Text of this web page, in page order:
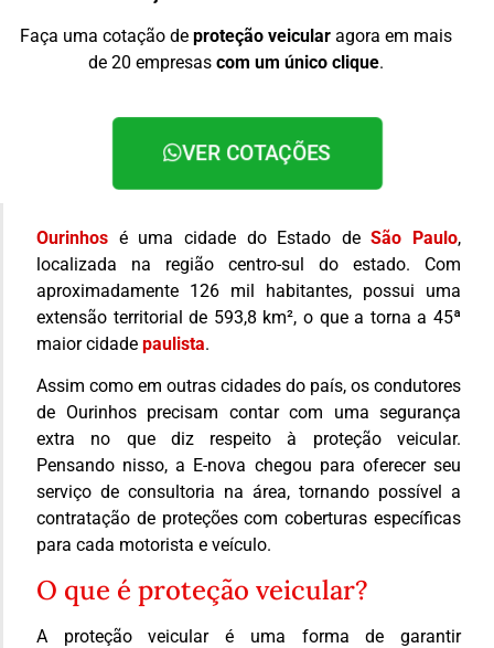
Faça uma cotação de proteção veicular agora em mais
de 20 empresas com um único clique.
VER COTAÇÕES
Ourinhos é uma cidade do Estado deSão Paulo,
localizada na região centro-sul do estado. Com
aproximadamente 126 mil habitantes, possui uma
extensão territorial de 593,8 km², o que a torna a 45ª
maior cidade paulista.
Assim como em outras cidades do país, os condutores
de Ourinhos precisam contar com uma segurança
extra no que diz respeito à proteção veicular.
Pensando nisso, a E-nova chegou para oferecer seu
serviço de consultoria na área, tornando possível a
contratação de proteções com coberturas específicas
para cada motorista e veículo.
O que é proteção veicular?
A proteção veicular é uma forma de garantir